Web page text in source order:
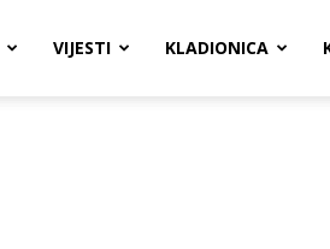
VIJESTI KLADIONICA